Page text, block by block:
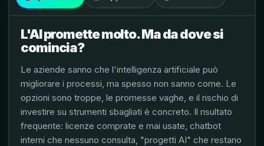
L'AI promette molto. Ma da dove si
comincia?
Le aziende sanno che l'intelligenza artificiale può
migliorare i processi, ma spesso non sanno come. Le
opzioni sono troppe, le promesse vaghe, e il rischio di
investire su strumenti sbagliati è concreto. Il risultato
frequente: licenze comprate e mai usate, chatbot
interni che nessuno consulta, "progetti AI" che restano